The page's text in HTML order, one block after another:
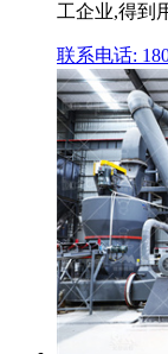
工企业,得到
联系电话: